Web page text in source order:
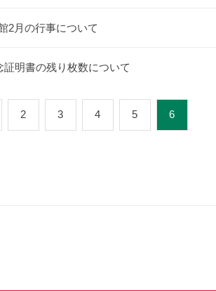
2月の行事について
証明書の残り枚数について
2 3 4 5 6